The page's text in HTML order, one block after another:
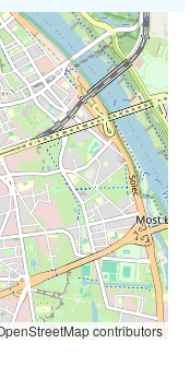
contributors